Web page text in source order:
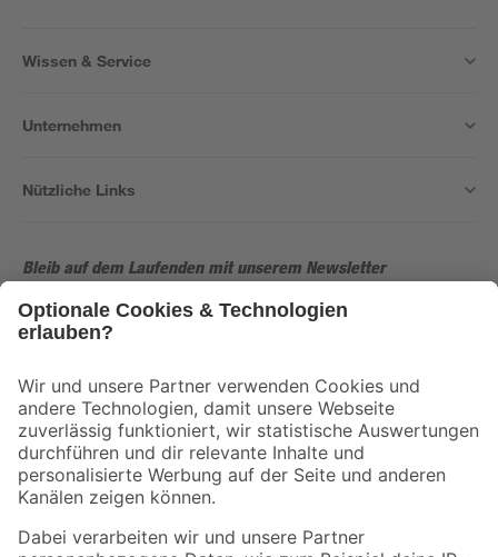
Wissen & Service
Unternehmen
Nützliche Links
Bleib auf dem Laufenden mit unserem Newsletter
Der toom Newsletter: Keine Angebote und Aktionen mehr verpassen!
Folge uns
Zahlungsarten Versandarten